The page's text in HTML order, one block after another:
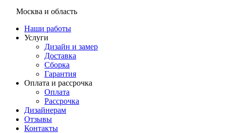
Москва и область
Наши работы
Услуги
Дизайн и замер
Доставка
Сборка
Гарантия
Оплата и рассрочка
Оплата
Рассрочка
Дизайнерам
Отзывы
Контакты